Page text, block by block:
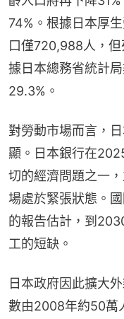
74%。根據日本厚
口僅720,988人，
據日本總務省統計
29.3%。
對勞動市場而言，
顯。日本銀行在
切的經濟問題之一
場處於緊張狀態。
的報告估計，到
工的短缺。
日本政府因此擴大
數由2008年約50萬